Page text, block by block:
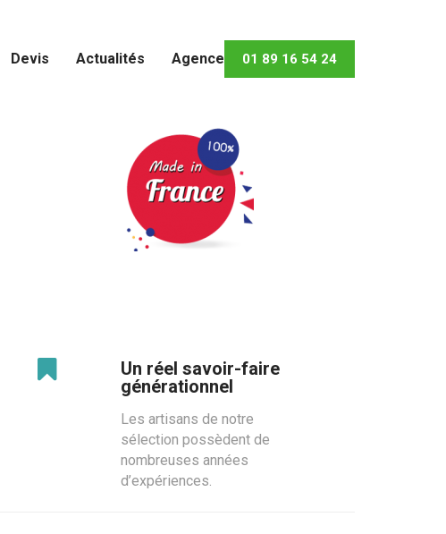
Devis Actualités Agence 01 89 16 54 24
Un réel savoir-faire
générationnel
Les artisans de notre
sélection possèdent de
nombreuses années
d’expériences.